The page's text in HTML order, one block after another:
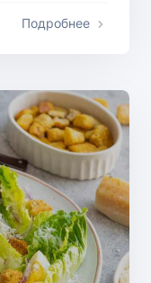
Подробнее